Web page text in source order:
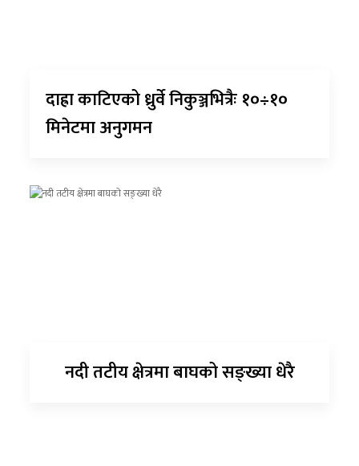
दाह्रा काटिएको ध्रुर्वे निकुञ्जभित्रैः १०÷१०
मिनेटमा अनुगमन
नदी तटीय क्षेत्रमा बाघको सङ्ख्या धेरै